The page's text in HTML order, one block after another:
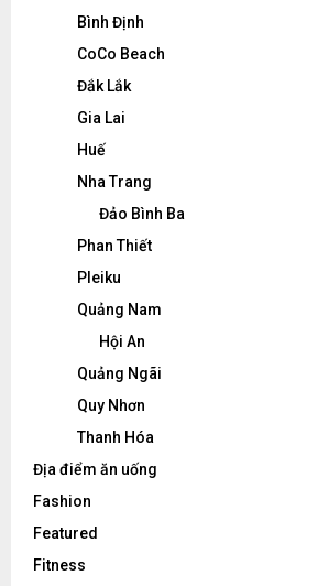
Bình Định
CoCo Beach
Đắk Lắk
Gia Lai
Huế
Nha Trang
Đảo Bình Ba
Phan Thiết
Pleiku
Quảng Nam
Hội An
Quảng Ngãi
Quy Nhơn
Thanh Hóa
Địa điểm ăn uống
Fashion
Featured
Fitness